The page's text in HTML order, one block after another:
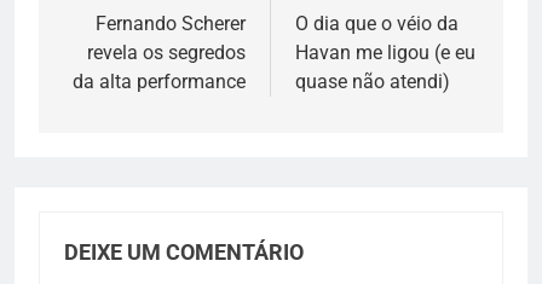
Post
Fernando Scherer
revela os segredos
da alta performance
O dia que o véio da
Havan me ligou (e eu
quase não atendi)
DEIXE UM COMENTÁRIO